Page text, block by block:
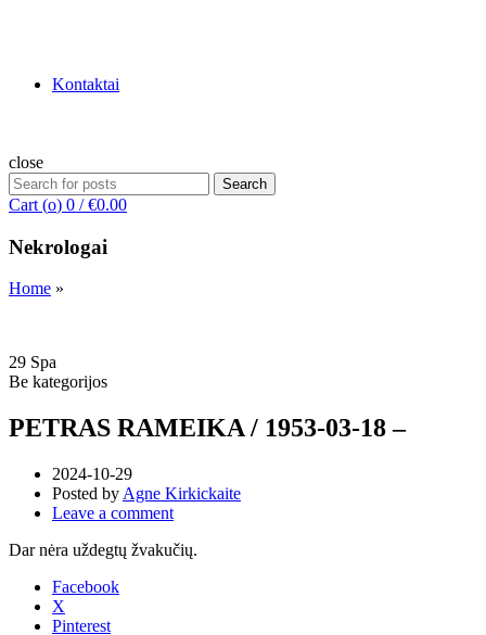
Kontaktai
close
Search
for:
Search
Cart (o) 0 / €0.00
Nekrologai
Home »
29 Spa
Be kategorijos
PETRAS RAMEIKA / 1953-03-18 –
2024-10-29
Posted by Agne Kirkickaite
Leave a comment
Dar nėra uždegtų žvakučių.
Facebook
X
Pinterest